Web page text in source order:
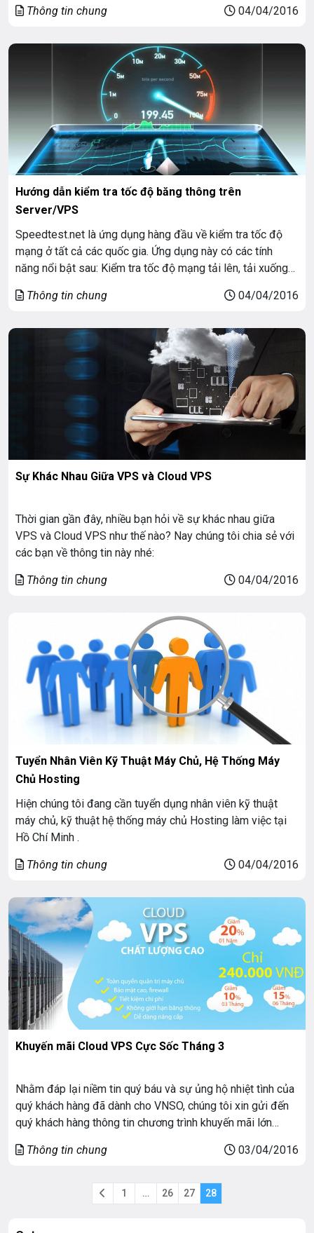
Thông tin chung 04/04/2016
Hướng dẫn kiểm tra tốc độ băng thông trên
Server/VPS
Speedtest.net là ứng dụng hàng đầu về kiểm tra tốc độ
mạng ở tất cả các quốc gia. Ứng dụng này có các tính
năng nổi bật sau: Kiểm tra tốc độ mạng tải lên, tải xuống
Thông tin chung 04/04/2016
Sự Khác Nhau Giữa VPS và Cloud VPS
Thời gian gần đây, nhiều bạn hỏi về sự khác nhau giữa
VPS và Cloud VPS như thế nào? Nay chúng tôi chia sẻ với
các bạn về thông tin này nhé:
Thông tin chung 04/04/2016
Tuyển Nhân Viên Kỹ Thuật Máy Chủ, Hệ Thống Máy
Chủ Hosting
Hiện chúng tôi đang cần tuyển dụng nhân viên kỹ thuật
máy chủ, kỹ thuật hệ thống máy chủ Hosting làm việc tại
Hồ Chí Minh .
Thông tin chung 04/04/2016
Khuyến mãi Cloud VPS Cực Sốc Tháng 3
Nhằm đáp lại niềm tin quý báu và sự ủng hộ nhiệt tình của
quý khách hàng đã dành cho VNSO, chúng tôi xin gửi đến
quý khách hàng thông tin chương trình khuyến mãi lớn
đăng ký mới hoặc gia hạn […]
Thông tin chung 03/04/2016
1 … 26 27 28